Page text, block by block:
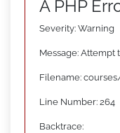
A PHP
Severity: Warning
Message: Attempt
Filename:
Line Number: 264
Backtrace: